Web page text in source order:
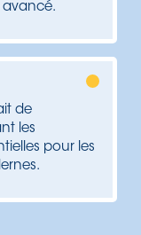
de
les
pour les